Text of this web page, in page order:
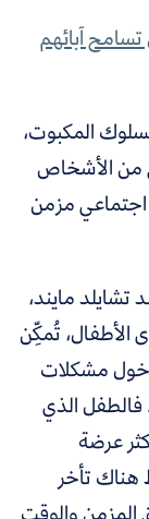
آبائهم
المكبوت،
من الأشخاص
مزمن
مايند،
تُمكِّن
مشكلات
الذي
عرضة
تأخر